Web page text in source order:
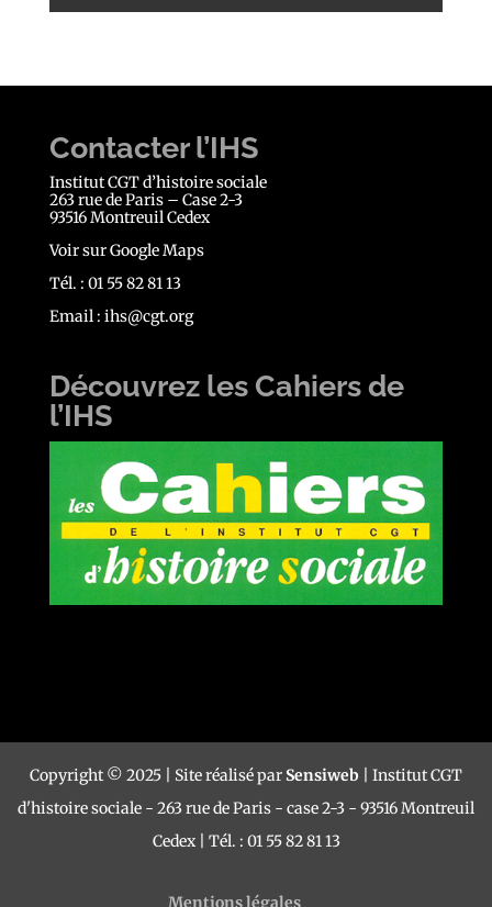
Contacter l’IHS
Institut CGT d’histoire sociale
263 rue de Paris – Case 2-3
93516 Montreuil Cedex
Voir sur Google Maps
Tél. : 01 55 82 81 13
Email : ihs@cgt.org
Découvrez les Cahiers de
l’IHS
Copyright © 2025 | Site réalisé parSensiweb | Institut CGT
d'histoire sociale - 263 rue de Paris - case 2-3 - 93516 Montreuil
Cedex | Tél. : 01 55 82 81 13
Mentions légales